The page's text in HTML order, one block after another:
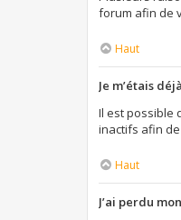
forum afin de
Haut
Je m’étais
Il est possible
inactifs afin
Haut
J’ai perdu